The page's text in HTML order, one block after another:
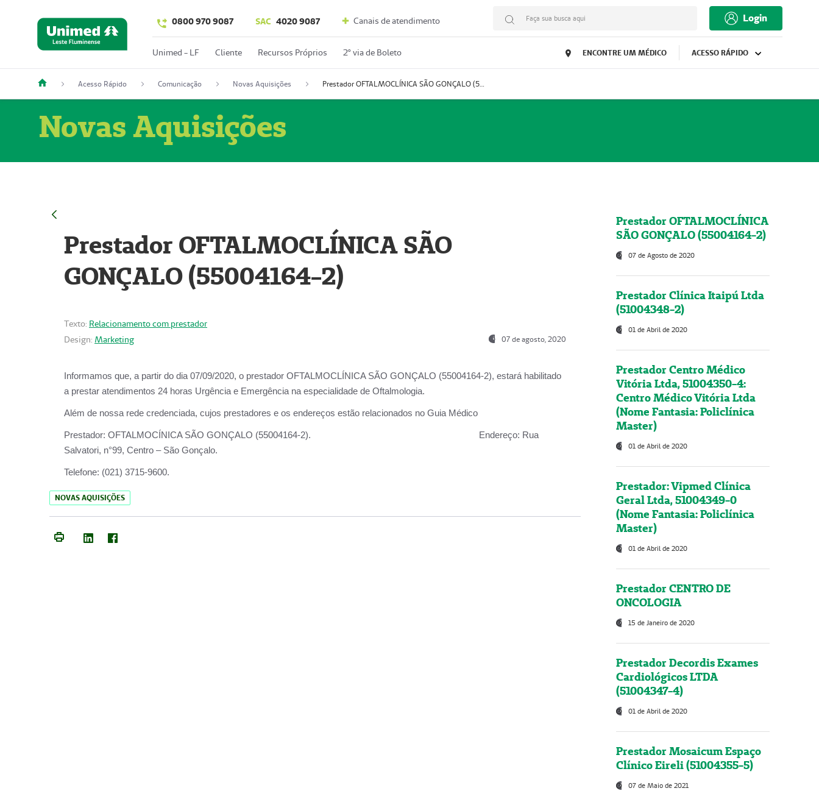
0800 970 9087 SAC 4020 9087 Canais de atendimento Faça sua busca aqui Login
Unimed - LF Cliente Recursos Próprios 2º via de Boleto ENCONTRE UM MÉDICO ACESSO RÁPIDO
Acesso Rápido Comunicação Novas Aquisições Prestador OFTALMOCLÍNICA SÃO GONÇALO (55004164-2)
Novas Aquisições
Prestador OFTALMOCLÍNICA SÃO
GONÇALO (55004164-2)
Texto: Relacionamento com prestador
Design: Marketing 07 de agosto, 2020
Informamos que, a partir do dia 07/09/2020, o prestador OFTALMOCLÍNICA SÃO GONÇALO (55004164-2), estará habilitado
a prestar atendimentos 24 horas Urgência e Emergência na especialidade de Oftalmologia.
Além de nossa rede credenciada, cujos prestadores e os endereços estão relacionados no Guia Médico
Prestador: OFTALMOCÍNICA SÃO GONÇALO (55004164-2). Endereço: Rua
Salvatori, n°99, Centro – São Gonçalo.
Telefone: (021) 3715-9600.
NOVAS AQUISIÇÕES
Prestador OFTALMOCLÍNICA
SÃO GONÇALO (55004164-2)
07 de Agosto de 2020
Prestador Clínica Itaipú Ltda
(51004348-2)
01 de Abril de 2020
Prestador Centro Médico
Vitória Ltda, 51004350-4:
Centro Médico Vitória Ltda
(Nome Fantasia: Policlínica
Master)
01 de Abril de 2020
Prestador: Vipmed Clínica
Geral Ltda, 51004349-0
(Nome Fantasia: Policlínica
Master)
01 de Abril de 2020
Prestador CENTRO DE
ONCOLOGIA
15 de Janeiro de 2020
Prestador Decordis Exames
Cardiológicos LTDA
(51004347-4)
01 de Abril de 2020
Prestador Mosaicum Espaço
Clínico Eireli (51004355-5)
07 de Maio de 2021